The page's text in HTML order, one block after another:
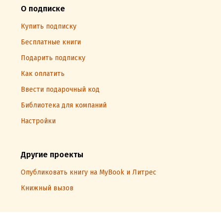
О подписке
Купить подписку
Бесплатные книги
Подарить подписку
Как оплатить
Ввести подарочный код
Библиотека для компаний
Настройки
Другие проекты
Опубликовать книгу на MyBook и Литрес
Книжный вызов